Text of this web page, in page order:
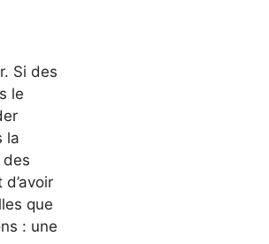
Si des
le
la
que
: une